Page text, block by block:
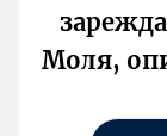
Моля,